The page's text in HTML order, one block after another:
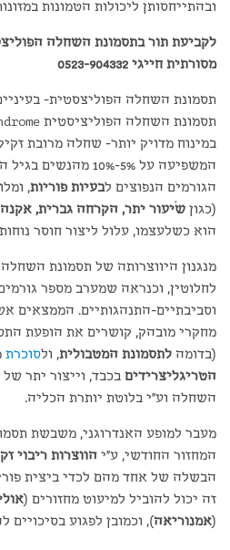
ובהתייחסותן ליכולות הטמונות
לקביעת תור בתסמונת השחלה
מסורתית חייגי 0523-904332
תסמונת השחלה הפוליצסטית-
במינוח מדויק יותר- שחלה מרובת
המשפיעה על 5%-10%
הגורמים הנפוצים לבעיות פוריות,
(כגון שֹיעור יתר, הקרחה גברית,
הוא כשלעצמו, עלול ליצור חוסר
מנגנון היווצרותה של תסמונת
לחלוטין, וכנראה שמערב מספר
וסביבתיים-התנהגותיים. הממצאים
מחקרי מובהק, קושרים את הופעת
(בדומה לתסמונת המטבולית, ולסוכרת
הטריגליצרידים בכבד, וייצור יתר של
השחלה וע"י בלוטת יותרת הכליה.
מעבר למופע האנדרוגני, משבשת
המחזור החודשי, ע"י הווצרות ריבוי
הבשלה של אחד מהם לכדי ביצית
זה יכול להוביל למיעוט מחזורים (
(אמנוריאה), וכמובן לפגוע בסיכויים